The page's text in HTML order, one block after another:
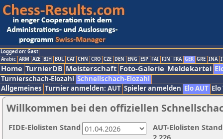
Logged on: Gast
Arabic ARM AZE BIH BUL CAT CHN CRO CZE DEN ENG ESP FAI FIN FRA GER GRE INA
Home TurnierDB Meisterschaft Foto-Galerie Meldekartei
Turnierschach-Elozahl Schnellschach-Elozahl
Allgemeines Turnier anmelden: AUT Spieler anmelden Elo AUT
Willkommen bei den offiziellen
AUT-Elolisten
2.226
FIDE-Elolisten Stand